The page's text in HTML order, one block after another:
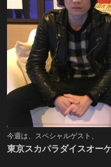
今週は、スペシャルゲスト、
東京スカパラダイスオー